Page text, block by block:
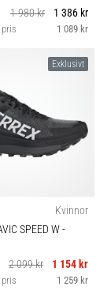
1 980 kr
1 386 kr
1 089 kr
Exklusivt
Kvinnor
SPEED W-
2 099 kr
1 154 kr
1 259 kr